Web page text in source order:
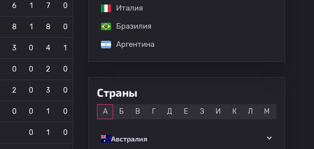
6 1 7 0
8 1 8 0
3 0 4 1
0 0 2 0
2 0 3 0
0 0 1 0
0 1 0
Италия
Бразилия
Аргентина
Страны
А Б В Г Д Е З И К Л М
Австралия